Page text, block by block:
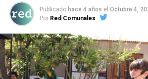
Publicado hace 4 años el Octubre 4,
Por Red Comunales